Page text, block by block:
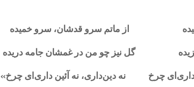
دمیده از ماتم سرو قدشان، سرو خمیده
خزیده گل نیز چو من در غمشان جامه دریده
چرخ نه دین‌داری، نه آئین داری‌ای چرخ»